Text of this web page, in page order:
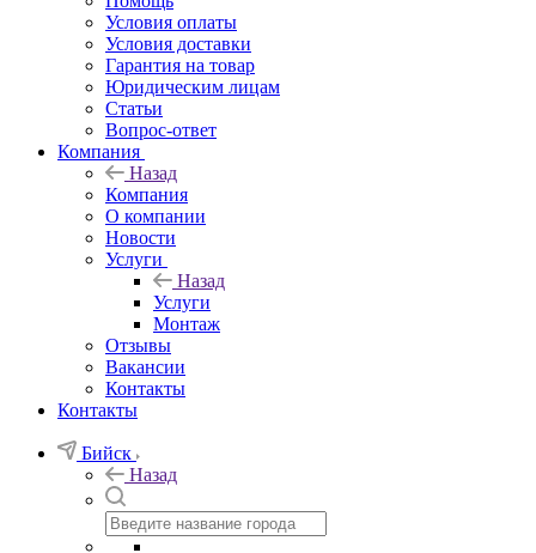
Условия оплаты
Условия доставки
Гарантия на товар
Юридическим лицам
Статьи
Вопрос-ответ
Компания
Назад
Компания
О компании
Новости
Услуги
Назад
Услуги
Монтаж
Отзывы
Вакансии
Контакты
Контакты
Бийск
Назад